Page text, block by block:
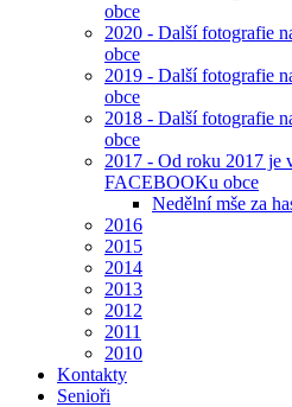
obce
2020 - Další fotografie
obce
2019 - Další fotografie
obce
2018 - Další fotografie
obce
2017 - Od roku 2017 je
FACEBOOKu obce
Nedělní mše za
2016
2015
2014
2013
2012
2011
2010
Kontakty
Senioři